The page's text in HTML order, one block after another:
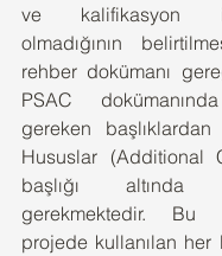
ve kalifikasyon
olmadığının
rehber dokümanı
PSAC
gereken
Hususlar (Additional
başlığı
gerekmektedir. Bu
projede kullanılan her